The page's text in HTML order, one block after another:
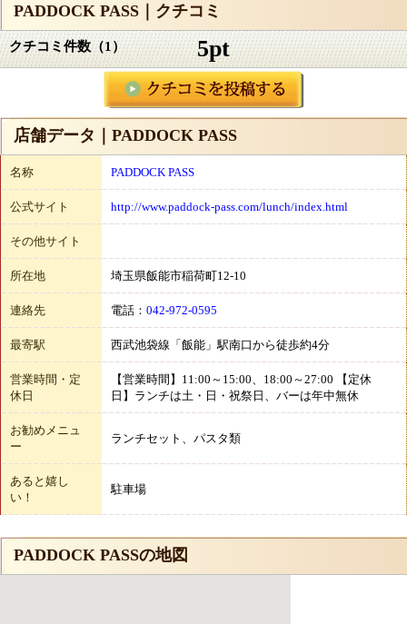
PADDOCK PASS｜クチコミ
クチコミ件数（1） 5pt
店舗データ｜PADDOCK PASS
名称 PADDOCK PASS
公式サイト http://www.paddock-pass.com/lunch/index.html
その他サイト
所在地 埼玉県飯能市稲荷町12-10
連絡先 電話： 042-972-0595
最寄駅 西武池袋線「飯能」駅南口から徒歩約4分
営業時間・定
休日
【営業時間】11:00～15:00、18:00～27:00 【定休
日】ランチは土・日・祝祭日、バーは年中無休
お勧めメニュ
ー
ランチセット、パスタ類
あると嬉し
い！
駐車場
PADDOCK PASSの地図